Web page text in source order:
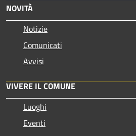
NOVITÀ
Notizie
Comunicati
Avvisi
VIVERE IL COMUNE
Luoghi
Eventi